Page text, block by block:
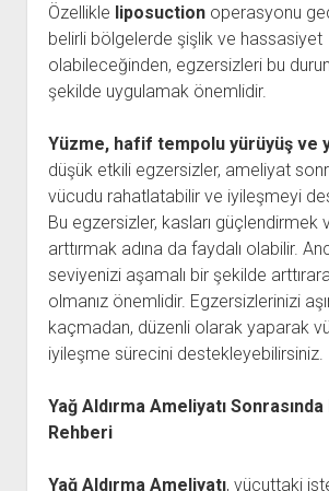
Özellikle liposuctionoperasyonu
belirli bölgelerde şişlik ve hassasiyet
olabileceğinden, egzersizleri bu
şekilde uygulamak önemlidir.
Yüzme, hafif tempolu yürüyüş ve
düşük etkili egzersizler, ameliyat
vücudu rahatlatabilir ve iyileşmeyi
Bu egzersizler, kasları güçlendirmek
arttırmak adına da faydalı olabilir.
seviyenizi aşamalı bir şekilde
olmanız önemlidir. Egzersizlerinizi
kaçmadan, düzenli olarak yaparak
iyileşme sürecini destekleyebilirsiniz.
Yağ Aldırma Ameliyatı
Rehberi
Yağ Aldırma Ameliyatı, vücuttaki